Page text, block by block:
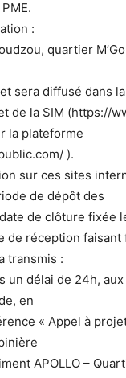
:
quartier
sera diffusé dans
de la SIM (https://
la plateforme
).
sur ces sites
de dépôt des
de clôture fixée
de réception faisant
transmis :
un délai de 24h,
en
« Appel à
APOLLO –